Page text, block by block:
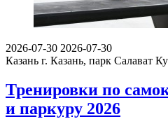
2026-07-30 2026-07-30
Казань г. Казань, парк Салават
Тренировки по
и паркуру 2026